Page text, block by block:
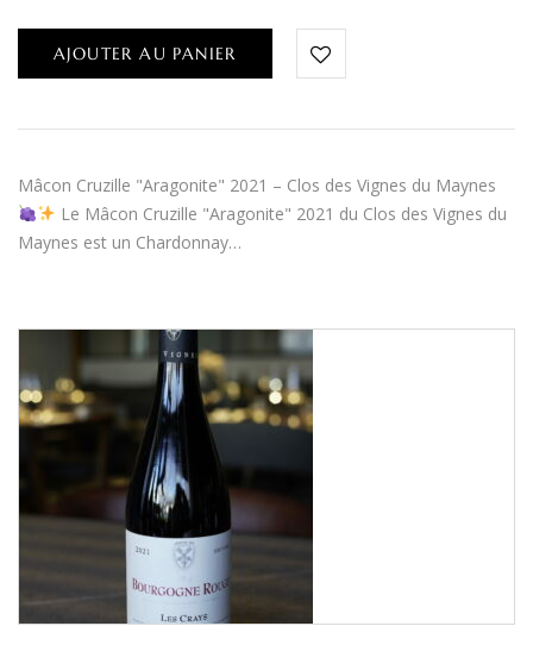
AJOUTER AU PANIER
Mâcon Cruzille "Aragonite" 2021 – Clos des Vignes du Maynes
Le Mâcon Cruzille "Aragonite" 2021 du Clos des Vignes du
Maynes est un Chardonnay…